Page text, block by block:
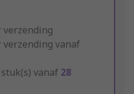
verzending
verzending vanaf
stuk(s) vanaf 28